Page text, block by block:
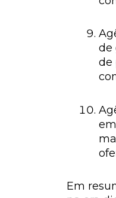
de
de
Em